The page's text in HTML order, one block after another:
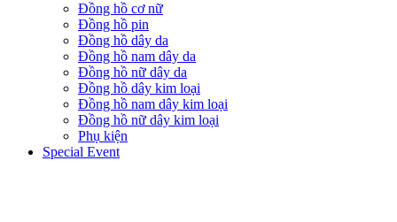
Đồng hồ cơ nữ
Đồng hồ pin
Đồng hồ dây da
Đồng hồ nam dây da
Đồng hồ nữ dây da
Đồng hồ dây kim loại
Đồng hồ nam dây kim loại
Đồng hồ nữ dây kim loại
Phụ kiện
Special Event